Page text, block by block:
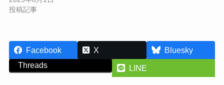
投稿記事
Facebook X
Bluesky
Threads
LINE